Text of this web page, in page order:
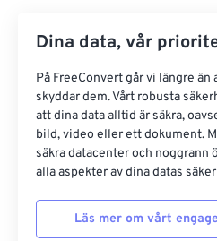
Dina data, vår
På FreeConvert går vi längre
skyddar dem. Vårt robusta
att dina data alltid är säkra,
bild, video eller ett dokument.
säkra datacenter och noggrann
alla aspekter av dina datas
Läs mer om vårt